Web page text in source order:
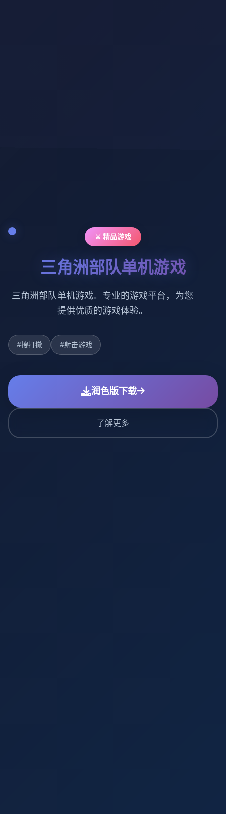
⚔️ 精品游戏
三角洲部队单机游戏
三角洲部队单机游戏。专业的游戏平台，为您
提供优质的游戏体验。
#搜打撤 #射击游戏
润色版下载
了解更多